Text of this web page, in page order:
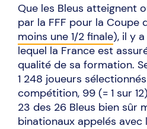
Que les Bleus atteignent
par la FFF pour la Coupe
moins une 1/2 finale), il y
lequel la France est
qualité de sa formation.
1 248 joueurs
compétition, 99 (= 1 sur
23 des 26 Bleus bien sûr
binationaux appelés avec